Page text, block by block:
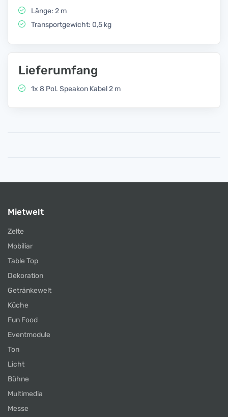
Länge: 2 m
Transportgewicht: 0,5 kg
Lieferumfang
1x 8 Pol. Speakon Kabel 2 m
Mietwelt
Zelte
Mobiliar
Table Top
Dekoration
Getränkewelt
Küche
Fun Food
Eventmodule
Ton
Licht
Bühne
Multimedia
Messe